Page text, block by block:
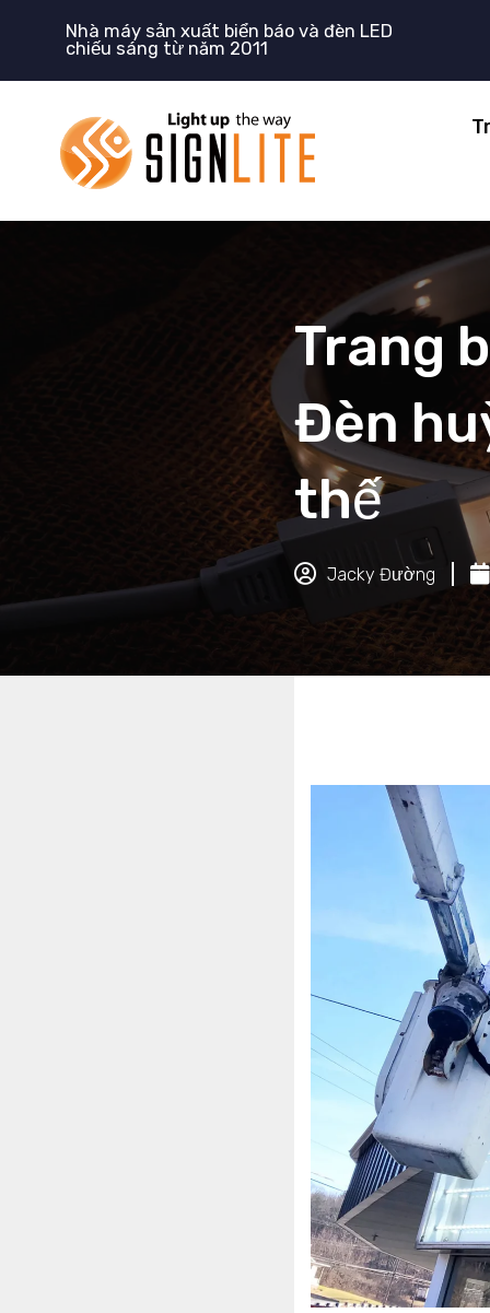
Nhà máy sản xuất biển báo và đèn LED
chiếu sáng từ năm 2011
Trang
Đèn
thế
Jacky Đường